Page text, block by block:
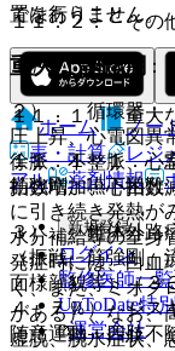
１１．２． その
１）． 過敏症：
２）． 循環器：
圧上昇、心電図異
徐脈、不整脈、心
拍数増加、心拍数
３）． 錐体外路
（振戦、筋強剛、
面様顔貌等）（３
４．７％）、ジス
随意運動・四肢不
置を行うこと。
重大な副作用
１１．１． 重大
１１．１．１．
筋強剛、嚥下困難
に引き続き発熱が
水分補給等の全身
発症時には、白血
く、また、ミオグ
がある）、なお、
虚脱、脱水症状、
ではありません。
ホーム
ノー
表・計算
レジ
アル
薬剤情報
新規登録
ログイン
監修医師一覧
UpToDate特
運営会社